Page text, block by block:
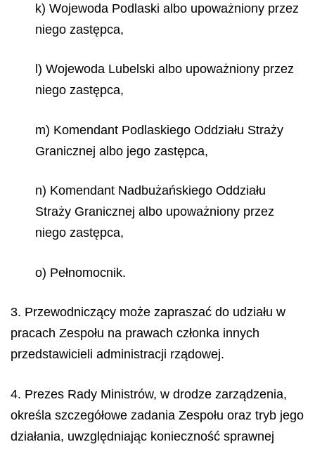
k) Wojewoda Podlaski albo upoważniony przez
niego zastępca,
l) Wojewoda Lubelski albo upoważniony przez
niego zastępca,
m) Komendant Podlaskiego Oddziału Straży
Granicznej albo jego zastępca,
n) Komendant Nadbużańskiego Oddziału
Straży Granicznej albo upoważniony przez
niego zastępca,
o) Pełnomocnik.
3. Przewodniczący może zapraszać do udziału w
pracach Zespołu na prawach członka innych
przedstawicieli administracji rządowej.
4. Prezes Rady Ministrów, w drodze zarządzenia,
określa szczegółowe zadania Zespołu oraz tryb jego
działania, uwzględniając konieczność sprawnej